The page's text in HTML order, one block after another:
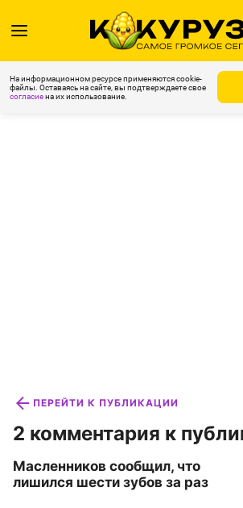
На информационном ресурсе применяются cookie-
файлы. Оставаясь на сайте, вы подтверждаете свое
согласиена их использование.
ПЕРЕЙТИ К ПУБЛИКАЦИИ
2 комментария к
Масленников сообщил, что
лишился шести зубов за раз